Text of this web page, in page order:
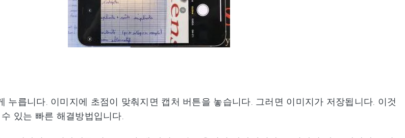
누릅니다. 이미지에 초점이 맞춰지면 캡처 버튼을 놓습니다. 그러면 이미지가 저장됩니다. 이것
있는 빠른 해결방법입니다.